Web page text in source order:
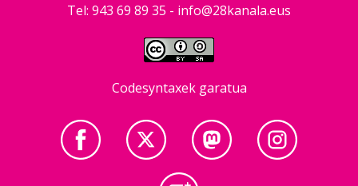
Tel: 943 69 89 35 - info@28kanala.eus
Codesyntaxek garatua